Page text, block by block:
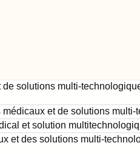
solutions multi-
et de solutions multi-
et solution
et des solutions multi-